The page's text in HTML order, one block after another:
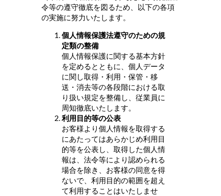
令等の遵守徹底を図るため、以下の各項
の実施に努力いたします。
個人情報保護法遵守のための規
定類の整備
個人情報保護に関する基本方針
を定めるとともに、個人データ
に関し取得・利用・保管・移
送・消去等の各段階における取
り扱い規定を整備し、従業員に
周知徹底いたします。
利用目的等の公表
お客様より個人情報を取得する
にあたってはあらかじめ利用目
的等を公表し、取得した個人情
報は、法令等により認められる
場合を除き、お客様の同意を得
ないで、利用目的の範囲を超え
て利用することはいたしませ